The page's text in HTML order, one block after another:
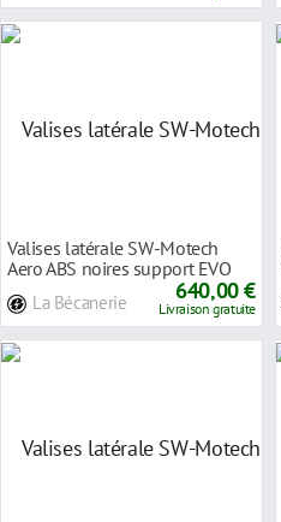
Valises latérale SW-Motech
Aero ABS noires support EVO
La Bécanerie 640,00 €
Livraison gratuite